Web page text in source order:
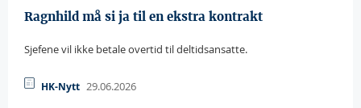
Ragnhild må si ja til en ekstra kontrakt
Sjefene vil ikke betale overtid til deltidsansatte.
HK-Nytt 29.06.2026